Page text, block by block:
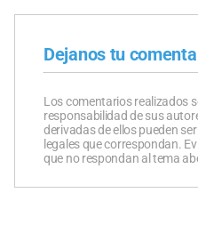
Dejanos tu
Los comentarios realizados
responsabilidad de sus
derivadas de ellos pueden
legales que correspondan.
que no respondan al tema